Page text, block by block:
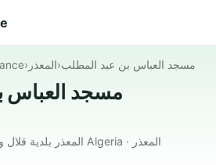
› المعذر›مسجد العباس بن عبد المطلب
مسجد العباس